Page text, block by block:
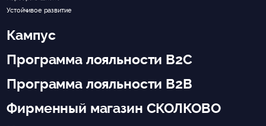
Устойчивое развитие
Кампус
Программа лояльности B2C
Программа лояльности B2B
Фирменный магазин СКОЛКОВО